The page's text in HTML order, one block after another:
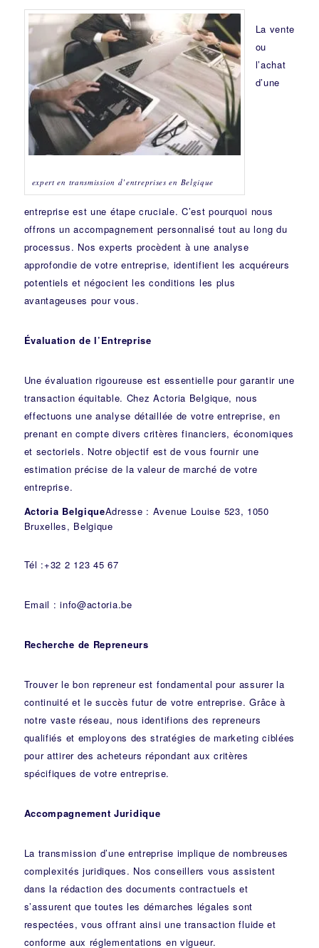
expert en transmission d’entreprises en Belgique
La vente
ou
l’achat
d’une
entreprise est une étape cruciale. C’est pourquoi nous
offrons un accompagnement personnalisé tout au long du
processus. Nos experts procèdent à une analyse
approfondie de votre entreprise, identifient les acquéreurs
potentiels et négocient les conditions les plus
avantageuses pour vous.
Évaluation de l’Entreprise
Une évaluation rigoureuse est essentielle pour garantir une
transaction équitable. Chez Actoria Belgique, nous
effectuons une analyse détaillée de votre entreprise, en
prenant en compte divers critères financiers, économiques
et sectoriels. Notre objectif est de vous fournir une
estimation précise de la valeur de marché de votre
entreprise.
Actoria BelgiqueAdresse : Avenue Louise 523, 1050
Bruxelles, Belgique
Tél :+32 2 123 45 67
Email : info@actoria.be
Recherche de Repreneurs
Trouver le bon repreneur est fondamental pour assurer la
continuité et le succès futur de votre entreprise. Grâce à
notre vaste réseau, nous identifions des repreneurs
qualifiés et employons des stratégies de marketing ciblées
pour attirer des acheteurs répondant aux critères
spécifiques de votre entreprise.
Accompagnement Juridique
La transmission d’une entreprise implique de nombreuses
complexités juridiques. Nosconseillers vous assistent
dans la rédaction des documents contractuels et
s’assurent que toutes les démarches légales sont
respectées, vous offrant ainsi une transaction fluide et
conforme aux réglementations en vigueur.